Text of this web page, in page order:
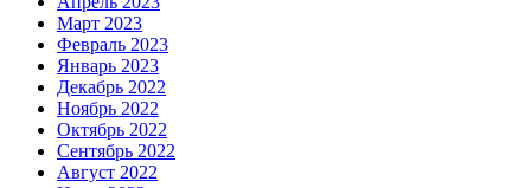
Март 2023
Февраль 2023
Январь 2023
Декабрь 2022
Ноябрь 2022
Октябрь 2022
Сентябрь 2022
Август 2022